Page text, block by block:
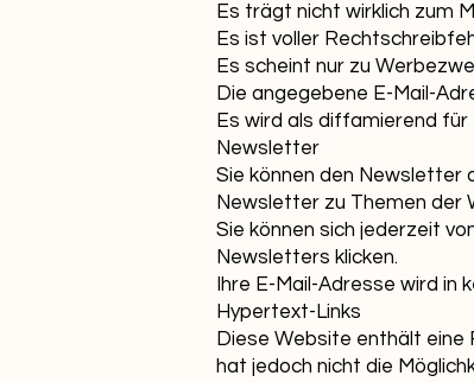
Es trägt nicht wirklich zum
Es ist voller
Es scheint nur zu
Die angegebene E-Mail-
Es wird als diffamierend
Newsletter
Sie können den Newsletter
Newsletter zu Themen der
Sie können sich jederzeit
Newsletters klicken.
Ihre E-Mail-Adresse wird in
Hypertext-Links
Diese Website enthält eine
hat jedoch nicht die